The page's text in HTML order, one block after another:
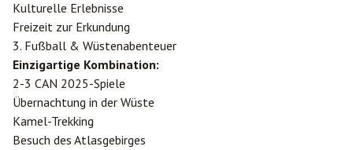
Kulturelle Erlebnisse
Freizeit zur Erkundung
3. Fußball & Wüstenabenteuer
Einzigartige Kombination:
2-3 CAN 2025-Spiele
Übernachtung in der Wüste
Kamel-Trekking
Besuch des Atlasgebirges